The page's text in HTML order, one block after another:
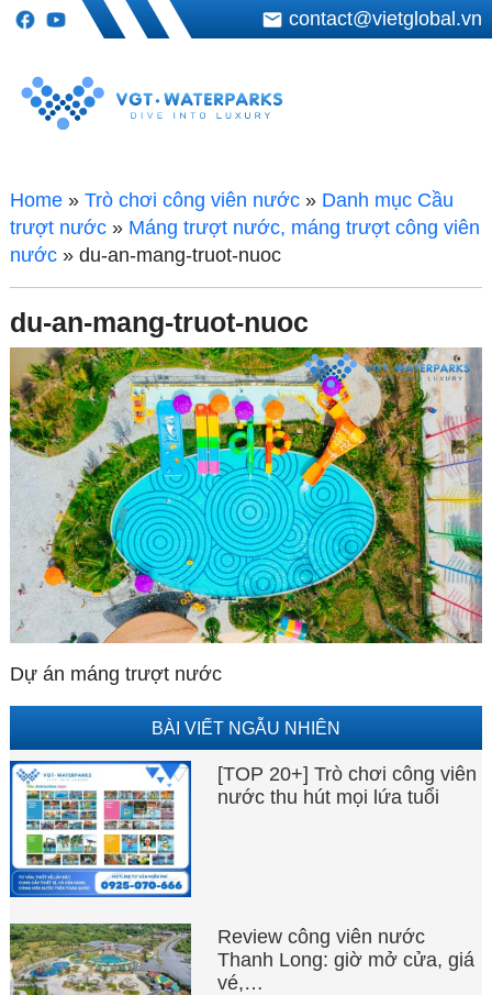
contact@vietglobal.vn
Home» Trò chơi công viên nước» Danh mục Cầu
trượt nước» Máng trượt nước, máng trượt công viên
nước» du-an-mang-truot-nuoc
du-an-mang-truot-nuoc
Dự án máng trượt nước
BÀI VIẾT NGẪU NHIÊN
[TOP 20+] Trò chơi công viên
nước thu hút mọi lứa tuổi
Review công viên nước
Thanh Long: giờ mở cửa, giá
vé,…